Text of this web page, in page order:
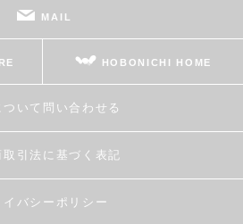
MAIL
HOBONICHI HOME
ついて問い合わせる
取引法に基づく表記
イバシーポリシー